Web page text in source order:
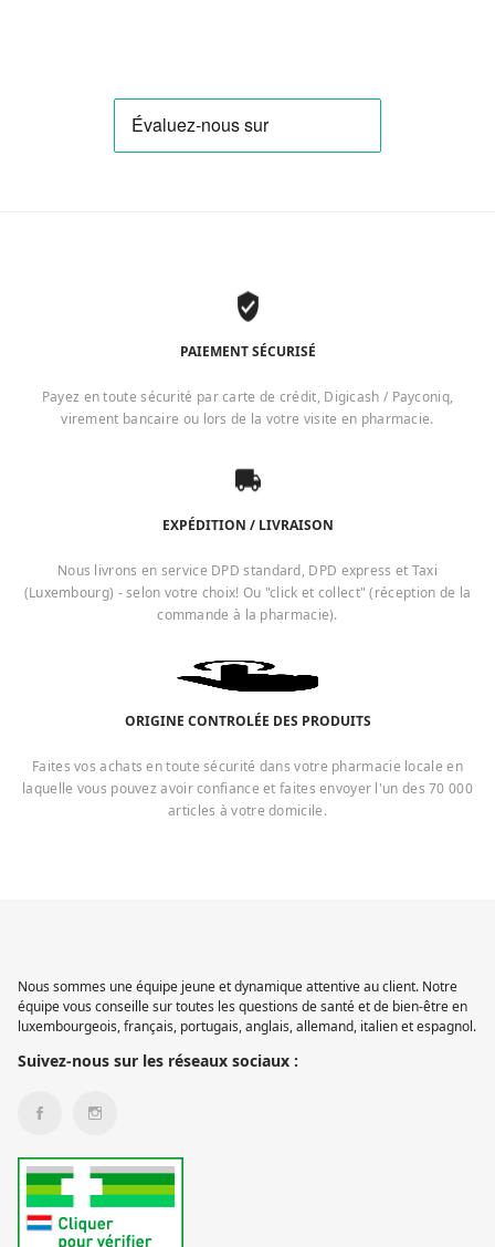
PAIEMENT SÉCURISÉ
Payez en toute sécurité par carte de crédit, Digicash / Payconiq,
virement bancaire ou lors de la votre visite en pharmacie.
EXPÉDITION / LIVRAISON
Nous livrons en service DPD standard, DPD express et Taxi
(Luxembourg) - selon votre choix! Ou "click et collect" (réception de la
commande à la pharmacie).
ORIGINE CONTROLÉE DES PRODUITS
Faites vos achats en toute sécurité dans votre pharmacie locale en
laquelle vous pouvez avoir confiance et faites envoyer l'un des 70 000
articles à votre domicile.
Nous sommes une équipe jeune et dynamique attentive au client. Notre
équipe vous conseille sur toutes les questions de santé et de bien-être en
luxembourgeois, français, portugais, anglais, allemand, italien et espagnol.
Suivez-nous sur les réseaux sociaux :